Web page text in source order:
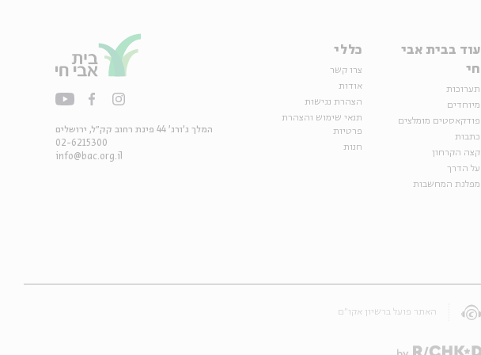
עוד בבית אבי
חי
תערוכות
מיוחדים
פודקאסטים מומלצים
כתבות
קצה הקרחון
על הדרך
מפלגת המחשבות
כללי
צרו קשר
אודות
הצהרת נגישות
תנאי שימוש והצהרת
פרטיות
חנות
המלך ג'ורג' 44 פינת רחוב קק״ל, ירושלים
info@bac.org.il
02-6215300
האתר פועל ברשיון אקו״ם